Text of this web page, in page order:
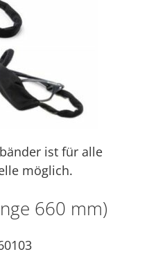
ist für alle
möglich.
660 mm)